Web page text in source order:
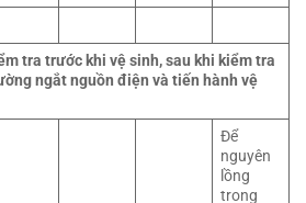
tra trước khi vệ sinh, sau khi kiểm tra
ngắt nguồn điện và tiến hành vệ
Để
nguyên
lồng
trong